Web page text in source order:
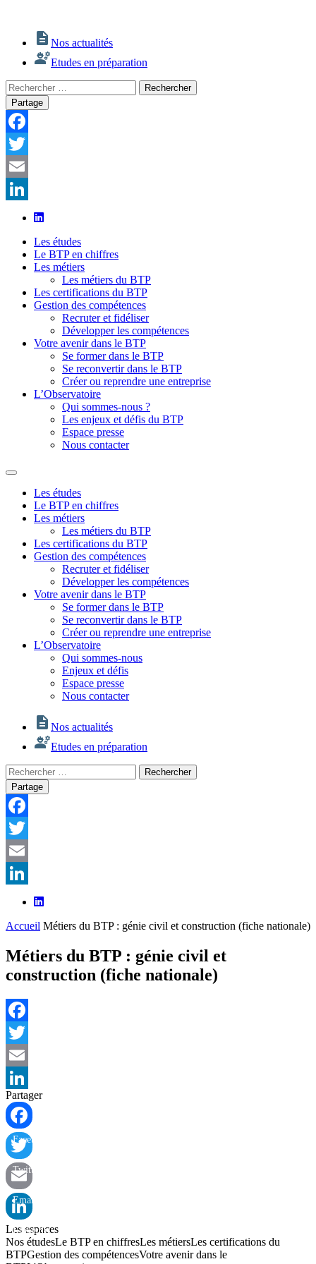
Nos actualités
Etudes en préparation
Rechercher
:
Rechercher
Partage
Facebook
Twitter
Email
LinkedIn
Les études
Le BTP en chiffres
Les métiers
Les métiers du BTP
Les certifications du BTP
Gestion des compétences
Recruter et fidéliser
Développer les compétences
Votre avenir dans le BTP
Se former dans le BTP
Se reconvertir dans le BTP
Créer ou reprendre une entreprise
L’Observatoire
Qui sommes-nous ?
Les enjeux et défis du BTP
Espace presse
Nous contacter
Les études
Le BTP en chiffres
Les métiers
Les métiers du BTP
Les certifications du BTP
Gestion des compétences
Recruter et fidéliser
Développer les compétences
Votre avenir dans le BTP
Se former dans le BTP
Se reconvertir dans le BTP
Créer ou reprendre une entreprise
L’Observatoire
Qui sommes-nous
Enjeux et défis
Espace presse
Nous contacter
Nos actualités
Etudes en préparation
Rechercher
:
Rechercher
Partage
Facebook
Twitter
Email
LinkedIn
Accueil Métiers du BTP : génie civil et construction (fiche nationale)
Métiers du BTP : génie civil et
construction (fiche nationale)
Facebook
Twitter
Email
LinkedIn
Partager
Facebook
Twitter
Email
LinkedIn
Les espaces
Nos étudesLe BTP en chiffresLes métiersLes certifications du
BTPGestion des compétencesVotre avenir dans le